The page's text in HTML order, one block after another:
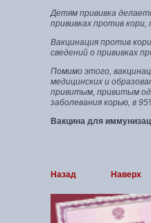
Детям прививка
прививках против
Вакцинация против
сведений о прививках
Помимо этого,
медицинских и
привитым, привитым
заболевания корью, в
Вакцина для
Назад Наверх